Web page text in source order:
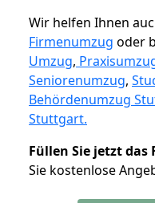
Wir helfen Ihnen
Firmenumzug oder
Umzug,
Seniorenumzug,
Behördenumzug
Stuttgart.
Füllen Sie jetzt das
Sie kostenlose